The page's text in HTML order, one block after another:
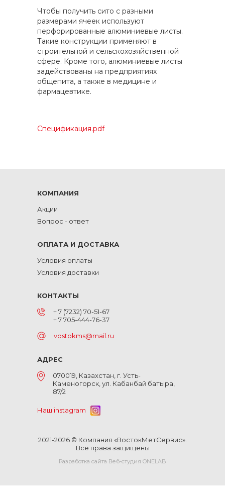
Чтобы получить сито с разными
размерами ячеек используют
перфорированные алюминиевые листы.
Такие конструкции применяют в
строительной и сельскохозяйственной
сфере. Кроме того, алюминиевые листы
задействованы на предприятиях
общепита, а также в медицине и
фармацевтике.
Спецификация.pdf
КОМПАНИЯ
Акции
Вопрос - ответ
ОПЛАТА И ДОСТАВКА
Условия оплаты
Условия доставки
КОНТАКТЫ
+ 7 (7232) 70-51-67
+ 7 705-444-76-37
vostokms@mail.ru
АДРЕС
070019, Казахстан, г. Усть-
Каменогорск, ул. Кабанбай батыра,
87/2
Наш instagram
2021-2026 © Компания «ВостокМетСервис».
Все права защищены
Разработка сайта Веб-студия ONELAB